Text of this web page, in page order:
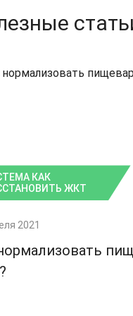
КАК
ЖКТ
2021